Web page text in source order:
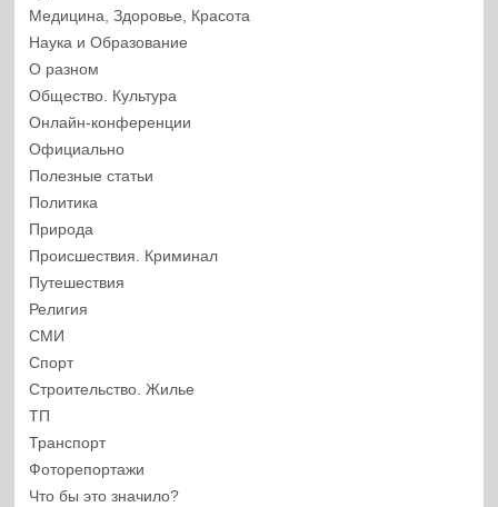
Медицина, Здоровье, Красота
Наука и Образование
О разном
Общество. Культура
Онлайн-конференции
Официально
Полезные статьи
Политика
Природа
Происшествия. Криминал
Путешествия
Религия
СМИ
Спорт
Строительство. Жилье
ТП
Транспорт
Фоторепортажи
Что бы это значило?